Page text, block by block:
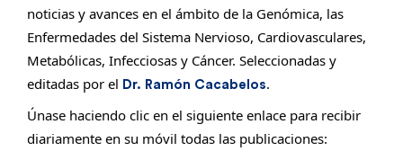
noticias y avances en el ámbito de la Genómica, las
Enfermedades del Sistema Nervioso, Cardiovasculares,
Metabólicas, Infecciosas y Cáncer. Seleccionadas y
editadas por el Dr. Ramón Cacabelos.
Únase haciendo clic en el siguiente enlace para recibir
diariamente en su móvil todas las publicaciones: